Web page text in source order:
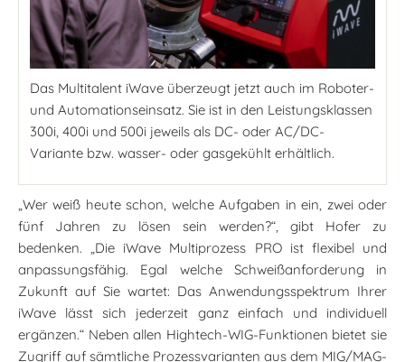
Das Multitalent iWave überzeugt jetzt auch im Roboter-
und Automationseinsatz. Sie ist in den Leistungsklassen
300i, 400i und 500i jeweils als DC- oder AC/DC-
Variante bzw. wasser- oder gasgekühlt erhältlich.
„Wer weiß heute schon, welche Aufgaben in ein, zwei oder
fünf Jahren zu lösen sein werden?“, gibt Hofer zu
bedenken. „Die iWave Multiprozess PRO ist flexibel und
anpassungsfähig. Egal welche Schweißanforderung in
Zukunft auf Sie wartet: Das Anwendungsspektrum Ihrer
iWave lässt sich jederzeit ganz einfach und individuell
ergänzen.“ Neben allen Hightech-WIG-Funktionen bietet sie
Zugriff auf sämtliche Prozessvarianten aus dem MIG/MAG-